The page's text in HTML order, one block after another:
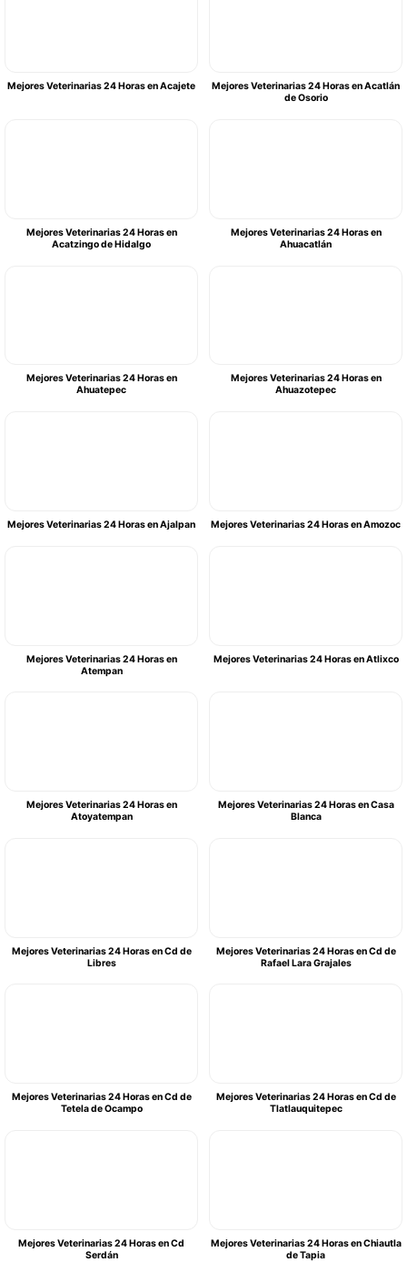
Mejores Veterinarias 24 Horas en Acajete
Mejores Veterinarias 24 Horas en Acatlán
de Osorio
Mejores Veterinarias 24 Horas en
Acatzingo de Hidalgo
Mejores Veterinarias 24 Horas en
Ahuacatlán
Mejores Veterinarias 24 Horas en
Ahuatepec
Mejores Veterinarias 24 Horas en
Ahuazotepec
Mejores Veterinarias 24 Horas en Ajalpan Mejores Veterinarias 24 Horas en Amozoc
Mejores Veterinarias 24 Horas en
Atempan
Mejores Veterinarias 24 Horas en Atlixco
Mejores Veterinarias 24 Horas en
Atoyatempan
Mejores Veterinarias 24 Horas en Casa
Blanca
Mejores Veterinarias 24 Horas en Cd de
Libres
Mejores Veterinarias 24 Horas en Cd de
Rafael Lara Grajales
Mejores Veterinarias 24 Horas en Cd de
Tetela de Ocampo
Mejores Veterinarias 24 Horas en Cd de
Tlatlauquitepec
Mejores Veterinarias 24 Horas en Cd
Serdán
Mejores Veterinarias 24 Horas en Chiautla
de Tapia